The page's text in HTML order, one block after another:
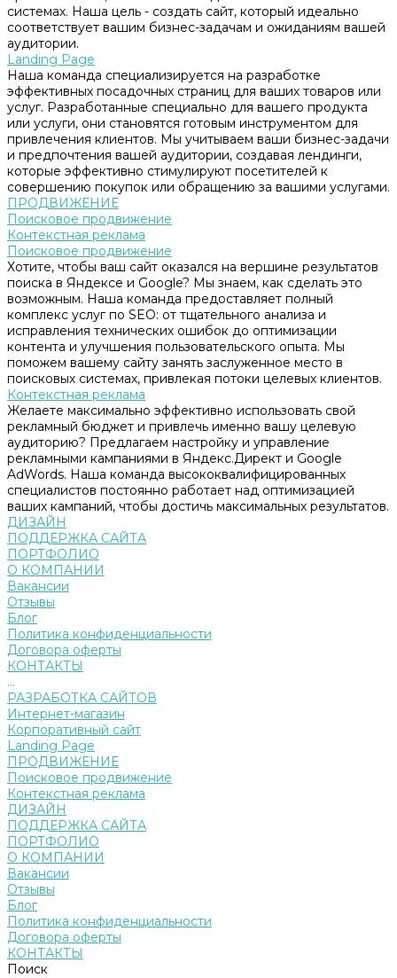
системах. Наша цель - создать сайт, который идеально
соответствует вашим бизнес-задачам и ожиданиям вашей
аудитории.
Landing Page
Наша команда специализируется на разработке
эффективных посадочных страниц для ваших товаров или
услуг. Разработанные специально для вашего продукта
или услуги, они становятся готовым инструментом для
привлечения клиентов. Мы учитываем ваши бизнес-задачи
и предпочтения вашей аудитории, создавая лендинги,
которые эффективно стимулируют посетителей к
совершению покупок или обращению за вашими услугами.
ПРОДВИЖЕНИЕ
Поисковое продвижение
Контекстная реклама
Поисковое продвижение
Хотите, чтобы ваш сайт оказался на вершине результатов
поиска в Яндексе и Google? Мы знаем, как сделать это
возможным. Наша команда предоставляет полный
комплекс услуг по SEO: от тщательного анализа и
исправления технических ошибок до оптимизации
контента и улучшения пользовательского опыта. Мы
поможем вашему сайту занять заслуженное место в
поисковых системах, привлекая потоки целевых клиентов.
Контекстная реклама
Желаете максимально эффективно использовать свой
рекламный бюджет и привлечь именно вашу целевую
аудиторию? Предлагаем настройку и управление
рекламными кампаниями в Яндекс.Директ и Google
AdWords. Наша команда высококвалифицированных
специалистов постоянно работает над оптимизацией
ваших кампаний, чтобы достичь максимальных результатов.
ДИЗАЙН
ПОДДЕРЖКА САЙТА
ПОРТФОЛИО
О КОМПАНИИ
Вакансии
Отзывы
Блог
Политика конфиденциальности
Договора оферты
КОНТАКТЫ
...
РАЗРАБОТКА САЙТОВ
Интернет-магазин
Корпоративный сайт
Landing Page
ПРОДВИЖЕНИЕ
Поисковое продвижение
Контекстная реклама
ДИЗАЙН
ПОДДЕРЖКА САЙТА
ПОРТФОЛИО
О КОМПАНИИ
Вакансии
Отзывы
Блог
Политика конфиденциальности
Договора оферты
КОНТАКТЫ
Поиск